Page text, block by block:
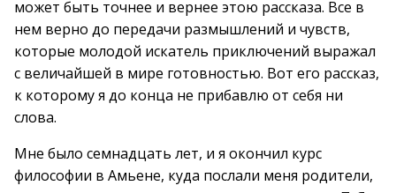
может быть точнее и вернее этою рассказа. Все в
нем верно до передачи размышлений и чувств,
которые молодой искатель приключений выражал
с величайшей в мире готовностью. Вот его рассказ,
к которому я до конца не прибавлю от себя ни
слова.
Мне было семнадцать лет, и я окончил курс
философии в Амьене, куда послали меня родители,